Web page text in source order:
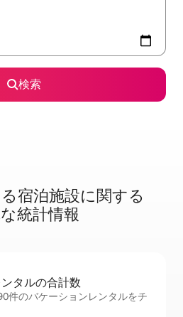
検索
宿⁠泊⁠施⁠設⁠に関⁠す⁠る
統⁠計⁠情⁠報
タ⁠ル⁠の合⁠計⁠数
件のバケーションレンタルをチ